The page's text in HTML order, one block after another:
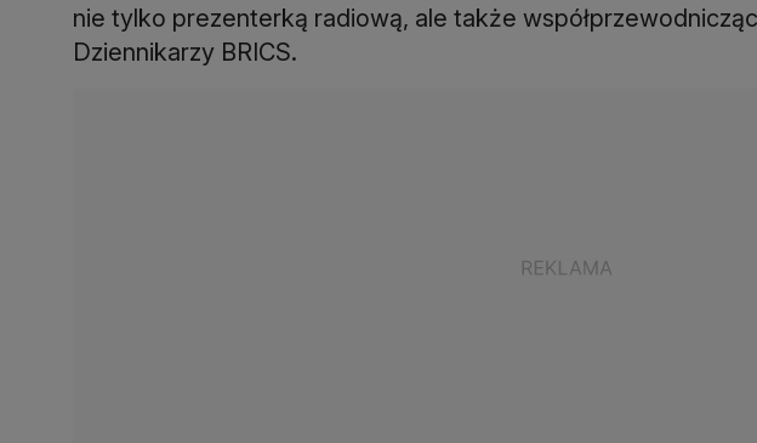
nie tylko prezenterką radiową, ale także
Dziennikarzy BRICS.